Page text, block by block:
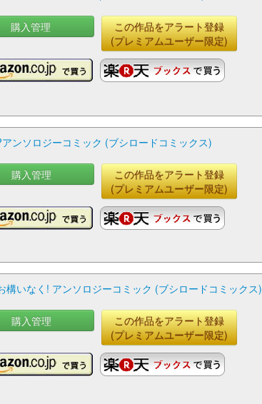
購入管理
この作品をアラート登録
(プレミアムユーザー限定)
ンソロジーコミック (ブシロードコミックス)
購入管理
この作品をアラート登録
(プレミアムユーザー限定)
いなく! アンソロジーコミック (ブシロードコミックス)
購入管理
この作品をアラート登録
(プレミアムユーザー限定)